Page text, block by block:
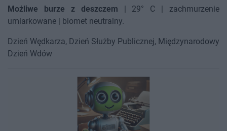
Możliwe burze z deszczem | 29° C | zachmurzenie
umiarkowane | biomet neutralny.
Dzień Wędkarza, Dzień Służby Publicznej, Międzynarodowy
Dzień Wdów